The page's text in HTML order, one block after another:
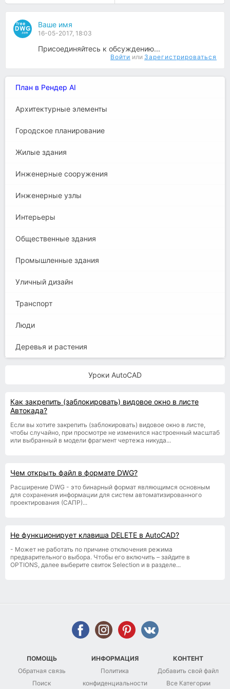
Ваше имя
16-05-2017, 18:03
Присоединяйтесь к обсуждению...
Войти или Зарегистрироваться
План в Рендер AI
Архитектурные элементы
Городское планирование
Жилые здания
Инженерные сооружения
Инженерные узлы
Интерьеры
Общественные здания
Промышленные здания
Уличный дизайн
Транспорт
Люди
Деревья и растения
Уроки AutoCAD
Как закрепить (заблокировать) видовое окно в листе
Автокада?
Если вы хотите закрепить (заблокировать) видовое окно в листе,
чтобы случайно, при просмотре не изменился настроенный масштаб
или выбранный в модели фрагмент чертежа никуда...
Чем открыть файл в формате DWG?
Расширение DWG - это бинарный формат являющимся основным
для сохранения информации для систем автоматизированного
проектирования (САПР)...
Не функционирует клавиша DELETE в AutoCAD?
- Может не работать по причине отключения режима
предварительного выбора. Чтобы его включить – зайдите в
OPTIONS, далее выберите свиток Selection и в разделе...
ПОМОЩЬ
Обратная связь
Поиск
ИНФОРМАЦИЯ
Политика
конфиденциальности
КОНТЕНТ
Добавить свой файл
Все Категории